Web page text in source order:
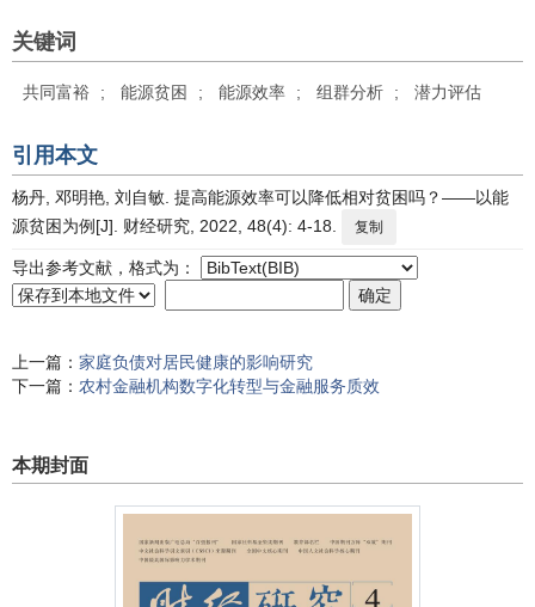
关键词
共同富裕 ; 能源贫困 ; 能源效率 ; 组群分析 ; 潜力评估
引用本文
杨丹, 邓明艳, 刘自敏. 提高能源效率可以降低相对贫困吗？——以能
源贫困为例[J]. 财经研究, 2022, 48(4): 4-18.
复制
导出参考文献，格式为：
上一篇： 家庭负债对居民健康的影响研究
下一篇： 农村金融机构数字化转型与金融服务质效
本期封面